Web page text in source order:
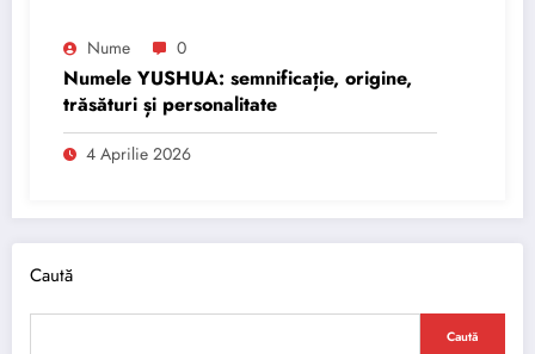
Nume 0
Numele YUSHUA: semnificație, origine,
trăsături și personalitate
4 Aprilie 2026
Caută
Caută